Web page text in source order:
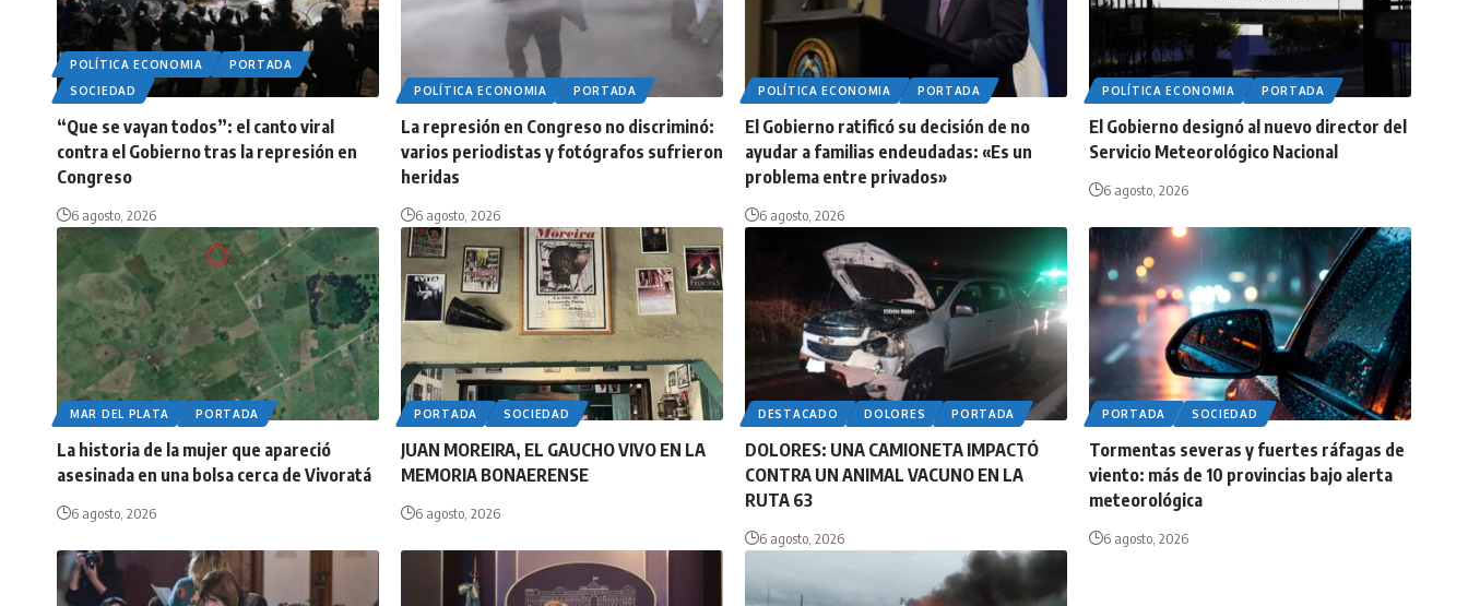
POLÍTICA ECONOMIA
PORTADA
SOCIEDAD
“Que se vayan todos”: el canto viral
contra el Gobierno tras la represión en
Congreso
6 agosto, 2026
POLÍTICA ECONOMIA PORTADA
La represión en Congreso no discriminó:
varios periodistas y fotógrafos sufrieron
heridas
6 agosto, 2026
POLÍTICA ECONOMIA PORTADA
El Gobierno ratificó su decisión de no
ayudar a familias endeudadas: «Es un
problema entre privados»
6 agosto, 2026
POLÍTICA ECONOMIA PORTADA
El Gobierno designó al nuevo director del
Servicio Meteorológico Nacional
6 agosto, 2026
MAR DEL PLATA PORTADA
La historia de la mujer que apareció
asesinada en una bolsa cerca de Vivoratá
6 agosto, 2026
PORTADA SOCIEDAD
JUAN MOREIRA, EL GAUCHO VIVO EN LA
MEMORIA BONAERENSE
6 agosto, 2026
DESTACADO DOLORES PORTADA
DOLORES: UNA CAMIONETA IMPACTÓ
CONTRA UN ANIMAL VACUNO EN LA
RUTA 63
6 agosto, 2026
PORTADA SOCIEDAD
Tormentas severas y fuertes ráfagas de
viento: más de 10 provincias bajo alerta
meteorológica
6 agosto, 2026